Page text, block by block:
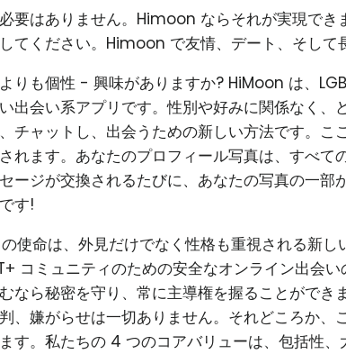
要はありません。Himoon ならそれが実現でき
てください。Himoon で友情、デート、そして
りも個性 - 興味がありますか? HiMoon は、
出会い系アプリです。性別や好みに関係なく、
チャットし、出会うための新しい方法です。こ
れます。あなたのプロフィール写真は、すべて
ージが交換されるたびに、あなたの写真の一部
す!
使命は、外見だけでなく性格も重視される新し
コミュニティのための安全なオンライン出会い
なら秘密を守り、常に主導権を握ることがで
、嫌がらせは一切ありません。それどころか、
す。私たちの 4 つのコアバリューは、包括性